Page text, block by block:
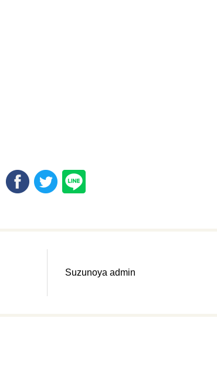
Suzunoya admin